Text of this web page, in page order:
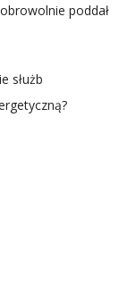
poddał
służb